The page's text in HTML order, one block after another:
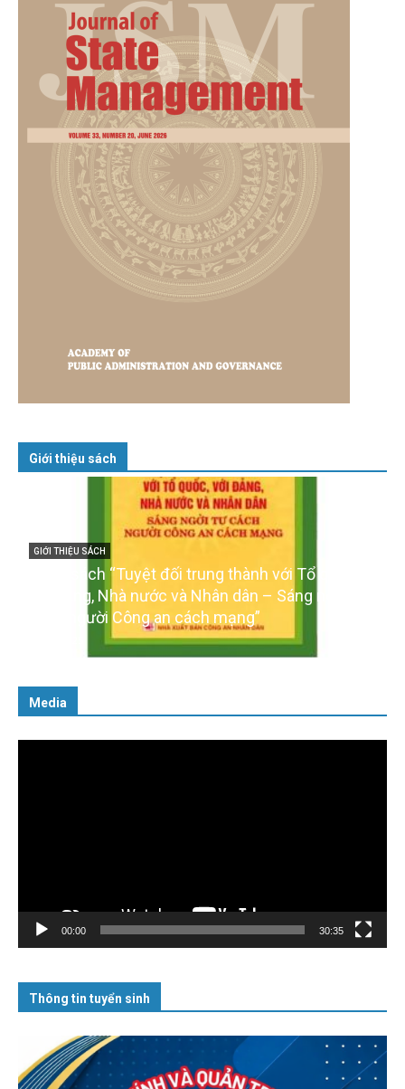
Giới thiệu sách
GIỚI THIỆU SÁCH
Cuốn sách “Tuyệt đối trung thành với Tổ quốc,
với Đảng, Nhà nước và Nhân dân – Sáng ngời tư
cách người Công an cách mạng”
Media
00:00 30:35
Thông tin tuyển sinh